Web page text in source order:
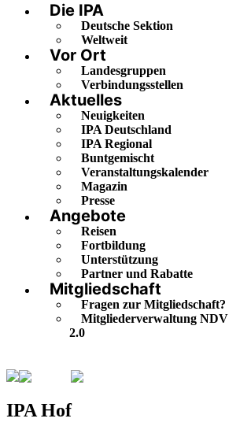
Die IPA
Deutsche Sektion
Weltweit
Vor Ort
Landesgruppen
Verbindungsstellen
Aktuelles
Neuigkeiten
IPA Deutschland
IPA Regional
Buntgemischt
Veranstaltungskalender
Magazin
Presse
Angebote
Reisen
Fortbildung
Unterstützung
Partner und Rabatte
Mitgliedschaft
Fragen zur Mitgliedschaft?
Mitgliederverwaltung NDV
2.0
IPA Hof